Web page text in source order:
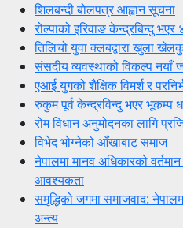
शिलबन्दी बोलपत्र आह्वान सूचना
रोल्पाको इरिवाङ केन्द्रबिन्दु
तिलिचो युवा क्लबद्वारा खुला
संसदीय व्यवस्थाको विकल्प नयाँ
एआई युगको शैक्षिक विमर्श र
रुकुम पूर्व केन्द्रविन्दु भएर भूकम्प
रोम विधान अनुमोदनका लागि
विभेद भोग्नेको आँखाबाट समाज
नेपालमा मानव अधिकारको
आवश्यकता
समृद्धिको जगमा समाजवाद:
अन्त्य